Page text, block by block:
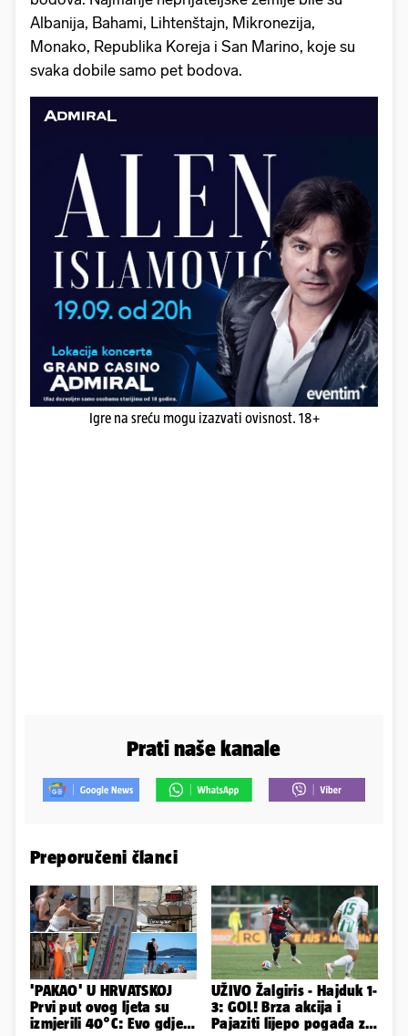
Albanija, Bahami, Lihtenštajn, Mikronezija,
Monako, Republika Koreja i San Marino, koje su
svaka dobile samo pet bodova.
Igre na sreću mogu izazvati ovisnost. 18+
Prati naše kanale
Preporučeni članci
'PAKAO' U HRVATSKOJ
Prvi put ovog ljeta su
izmjerili 40°C: Evo gdje
UŽIVO Žalgiris - Hajduk 1-
3: GOL! Brza akcija i
Pajaziti lijepo pogađa za